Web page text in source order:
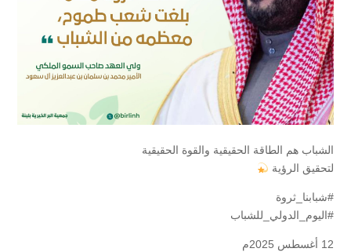
الشباب هم الطاقة الحقيقية والقوة الحقيقية
لتحقيق الرؤية
#شبابنا_ثروة
#اليوم_الدولي_للشباب
12 أغسطس 2025م